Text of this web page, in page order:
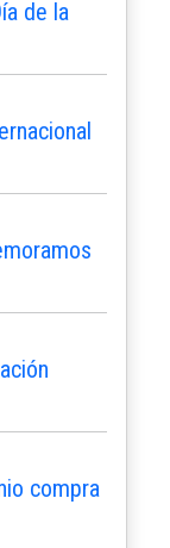
de la
compra